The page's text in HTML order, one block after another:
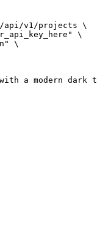
api/v1/projects \
\
\
a modern dark